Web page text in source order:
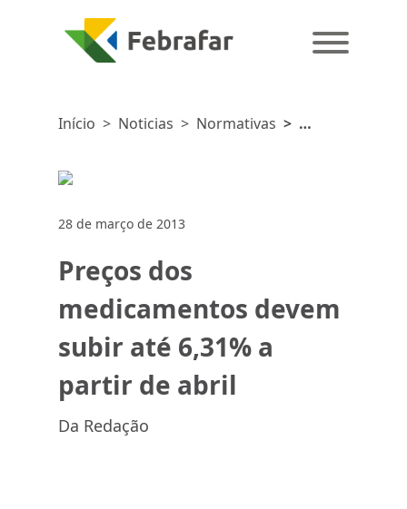
Início > Noticias > Normativas >
28 de março de 2013
Preços dos
medicamentos devem
subir até 6,31% a
partir de abril
Da Redação